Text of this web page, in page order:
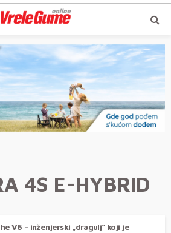
4S E-HYBRID
V6 – inženjerski „dragulj“ koji je